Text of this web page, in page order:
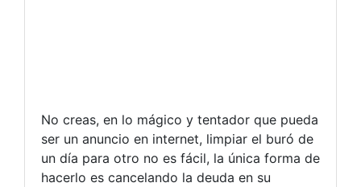
No creas, en lo mágico y tentador que pueda
ser un anuncio en internet, limpiar el buró de
un día para otro no es fácil, la única forma de
hacerlo es cancelando la deuda en su